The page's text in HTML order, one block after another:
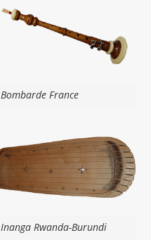
Bombarde France
Inanga Rwanda-Burundi